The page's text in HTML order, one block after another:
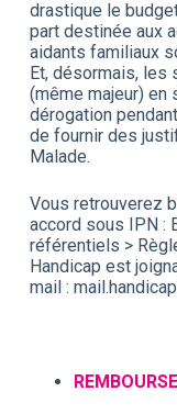
drastique le
part destinée aux
aidants familiaux
Et, désormais, les
(même majeur) en
dérogation
de fournir des
Malade.
Vous retrouverez
accord sous IPN :
référentiels >
Handicap est
mail :